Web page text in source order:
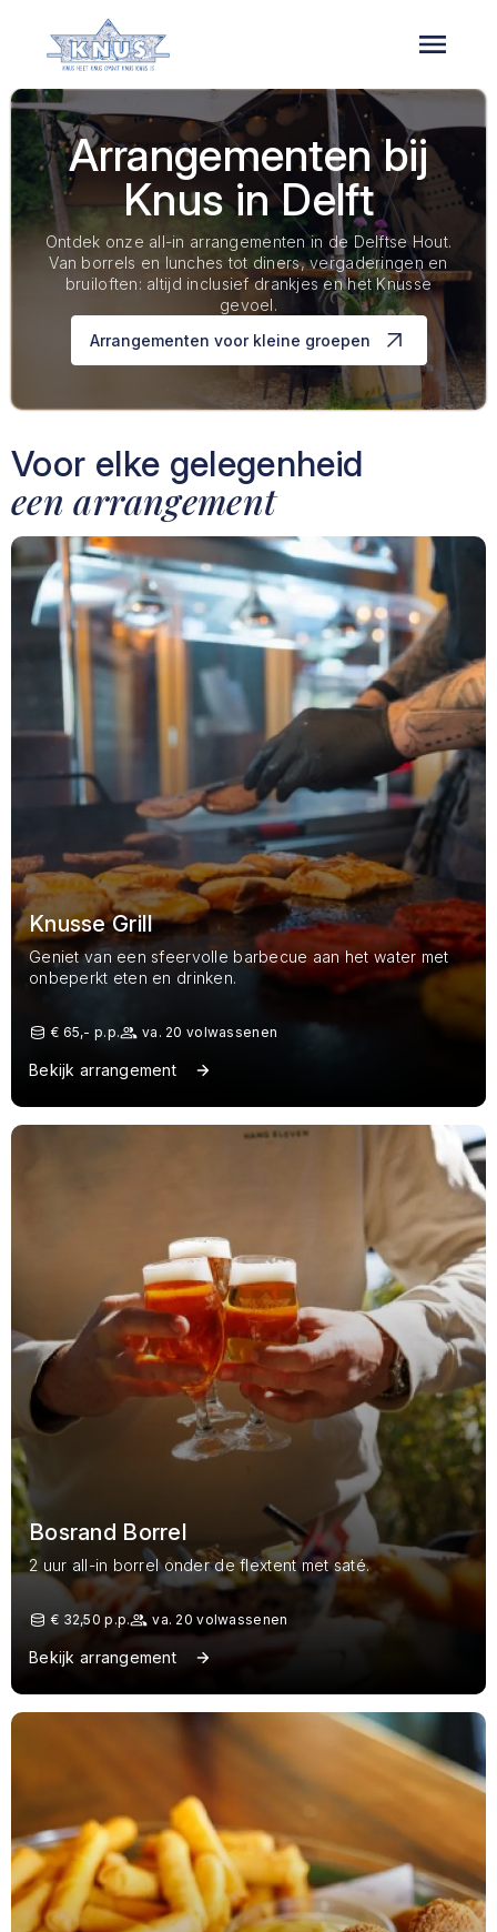
inhoud
gaan
Arrangementen bij
Knus in Delft
Ontdek onze all-in arrangementen in de Delftse Hout.
Van borrels en lunches tot diners, vergaderingen en
bruiloften: altijd inclusief drankjes en het Knusse
gevoel.
Arrangementen voor kleine groepen
Voor elke gelegenheid
een arrangement
Knusse Grill
Geniet van een sfeervolle barbecue aan het water met
onbeperkt eten en drinken.
€ 65,- p.p. va. 20 volwassenen
Bekijk arrangement
Bosrand Borrel
2 uur all-in borrel onder de flextent met saté.
€ 32,50 p.p. va. 20 volwassenen
Bekijk arrangement